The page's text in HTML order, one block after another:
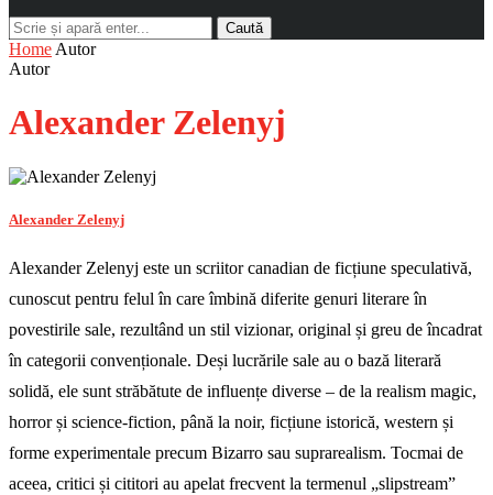
Caută
Home Autor
Autor
Alexander Zelenyj
Alexander Zelenyj
Alexander Zelenyj este un scriitor canadian de ficțiune speculativă,
cunoscut pentru felul în care îmbină diferite genuri literare în
povestirile sale, rezultând un stil vizionar, original și greu de încadrat
în categorii convenționale. Deși lucrările sale au o bază literară
solidă, ele sunt străbătute de influențe diverse – de la realism magic,
horror și science-fiction, până la noir, ficțiune istorică, western și
forme experimentale precum Bizarro sau suprarealism. Tocmai de
aceea, critici și cititori au apelat frecvent la termenul „slipstream”